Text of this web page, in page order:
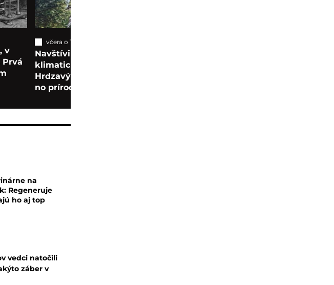
v
Prvá
včera o 16:30
Navštívili sme najlepšie
klimatické kúpele na Slovensku.
Hrdzavý areál zastal v 90. rokoch,
no príroda očarí
na
Regeneruje
ho aj top
vedci natočili
záber v